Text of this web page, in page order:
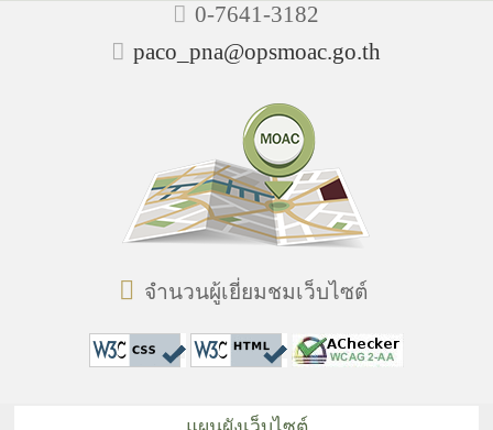
0-7641-3182
paco_pna@opsmoac.go.th
จำนวนผู้เยี่ยมชมเว็บไซต์